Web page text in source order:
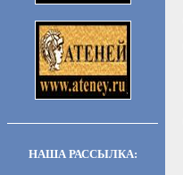
НАША РАССЫЛКА: